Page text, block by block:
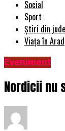
Social
Sport
Știri din
Viața în Arad
Eveniment
Nordicii nu